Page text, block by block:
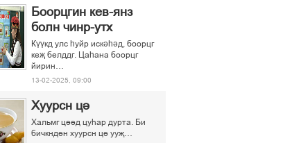
Боорцгин кев-янз
болн чинр-утх
Күүкд улс һуйр искәһәд, боорцг
кеҗ белддг. Цаһана боорцг
йирин…
13-02-2025, 09:00
Хуурсн ці
Хальмг ціід цуєар дурта. Би
бичкндін хуурсн ці ууљ…